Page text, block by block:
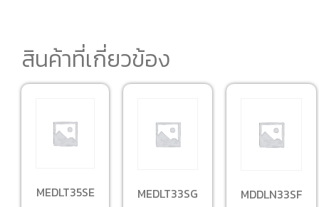
สินค้าที่เกี่ยวข้อง
MEDLT35SE MEDLT33SG MDDLN33SF